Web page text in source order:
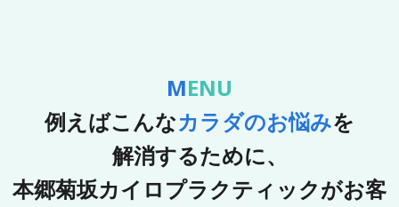
MENU
例えばこんなカラダのお悩みを
解消するために、
本郷菊坂カイロプラクティックがお客